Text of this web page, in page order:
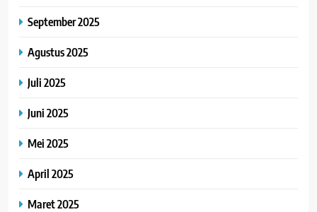
September 2025
Agustus 2025
Juli 2025
Juni 2025
Mei 2025
April 2025
Maret 2025